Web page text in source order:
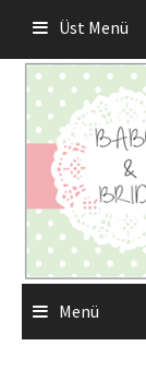
content
Üst Menü
Menü